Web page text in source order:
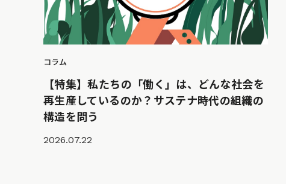
コラム
【特集】私たちの「働く」は、どんな社会を
再生産しているのか？サステナ時代の組織の
構造を問う
2026.07.22